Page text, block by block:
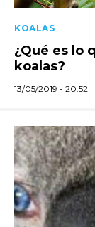
KOALAS
¿Qué es lo
koalas?
13/05/2019 - 20:52